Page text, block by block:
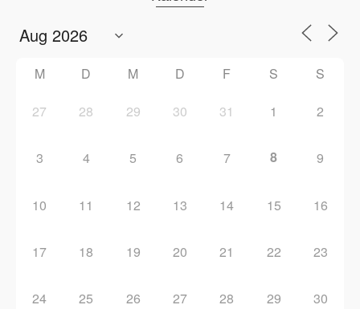
M D M D F S S
27 28 29 30 31 1 2
3 4 5 6 7 8 9
10 11 12 13 14 15 16
17 18 19 20 21 22 23
24 25 26 27 28 29 30